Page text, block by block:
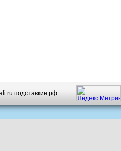
подставкин.рф